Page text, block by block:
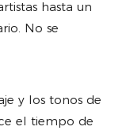
hasta un
No se
y los tonos de
el tiempo de